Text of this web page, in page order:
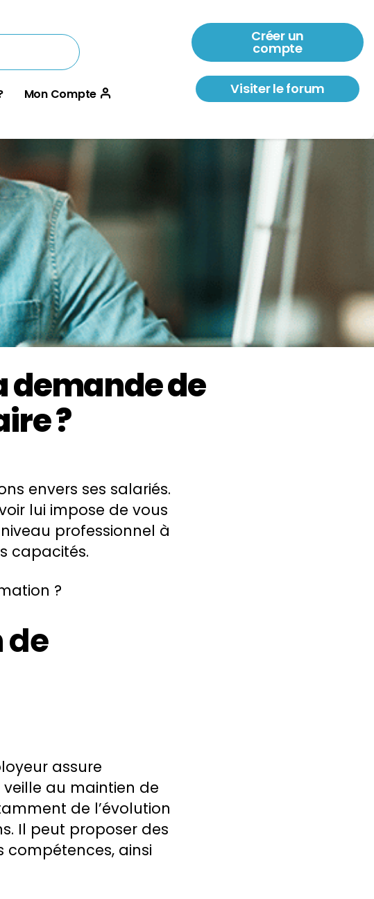
Mon Compte
Créer un
compte
Visiter le forum
demande de
?
envers ses salariés.
lui impose de vous
professionnel à
capacités.
?
de
assure
au maintien de
de l’évolution
Il peut proposer des
ainsi